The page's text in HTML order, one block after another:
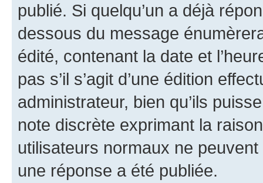
publié. Si quelqu’un a déjà
dessous du message
édité, contenant la date et
pas s’il s’agit d’une édition
administrateur, bien qu’ils
note discrète exprimant la
utilisateurs normaux ne
une réponse a été publiée.